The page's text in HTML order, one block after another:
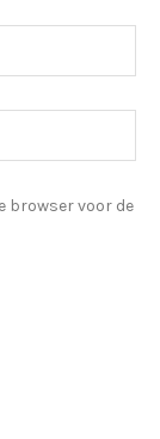
browser voor de